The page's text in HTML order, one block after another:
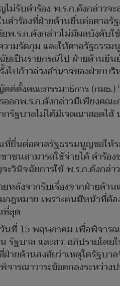
ม่รับคำร้อง พ.ร.ก.ดังกล่าว
คำร้องที่ฝ่ายค้านยื่นต่อศาล
ร.ก.ดังกล่าวไม่มีผลบังคับใ
มรัดกุม และให้ศาลรัฐธรร
เป็นรายกรณีไป ฝ่ายค้านยื
ปก้าวล่วงอำนาจของฝ่ายบริ
ตั้งคณะกรรมาธิการ (กมธ
ออกพ.ร.ก.ดังกล่าวมีเพียงค
ฐบาลไม่ได้มีเจตณาสอดไส้
ยื่นต่อศาลรัฐธรรมนูญขอให้
ชนสามารถใช้จ่ายได้ คำร้อ
วินิจฉัยการใช้ พ.ร.ก.ดังกล่า
ลังจากรับเรื่องจากฝ่ายค้
ฎหมาย เพราะตนมีหน้าที่ต้
ที่สุด
นที่ 15 พฤษภาคม เพื่อพิจา
ฐบาล และสว. อภิปรายโด
ยค้านสงสัยว่าเหตุใดรัฐบา
ารณาวาระข้อตกลงระหว่างป